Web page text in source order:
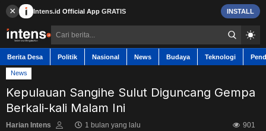
× Intens.id Official App GRATIS INSTALL
Berita Desa Politik Nasional News Budaya Teknologi
News
Kepulauan Sangihe Sulut Diguncang Gempa
Berkali-kali Malam Ini
Harian Intens 1 bulan yang lalu 901